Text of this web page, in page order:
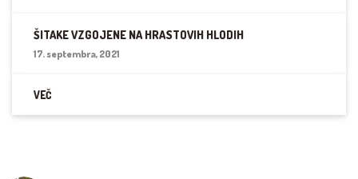
ŠITAKE VZGOJENE NA HRASTOVIH HLODIH
17. septembra, 2021
VEČ